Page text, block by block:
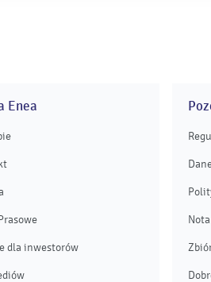
Enea
dla inwestorów